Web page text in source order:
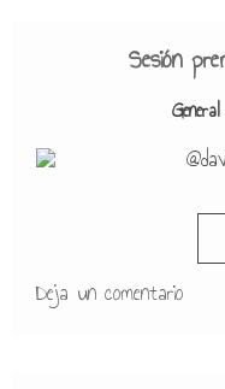
Sesión
General
Deja un comentario